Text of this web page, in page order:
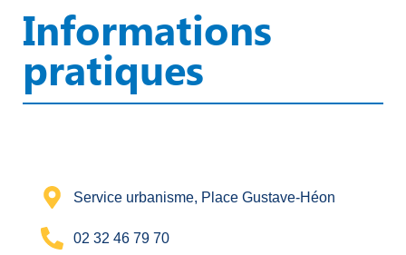
Informations
pratiques
Service urbanisme, Place Gustave-Héon
02 32 46 79 70